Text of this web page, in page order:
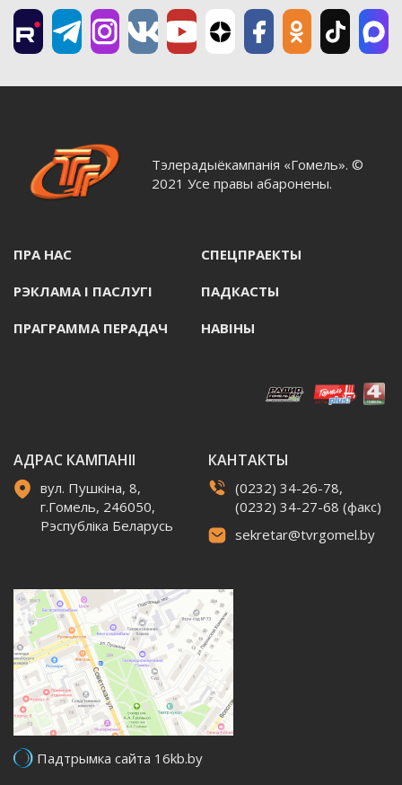
Тэлерадыёкампанія «Гомель». ©
2021 Усе правы абаронены.
ПРА НАС СПЕЦПРАЕКТЫ
РЭКЛАМА I ПАСЛУГI ПАДКАСТЫ
ПРАГРАММА ПЕРАДАЧ НАВIНЫ
АДРАС КАМПАНІІ
вул. Пушкіна, 8,
г.Гомель, 246050,
Рэспубліка Беларусь
КАНТАКТЫ
(0232) 34-26-78,
(0232) 34-27-68 (факс)
sekretar@tvrgomel.by
Падтрымка сайта 16kb.by